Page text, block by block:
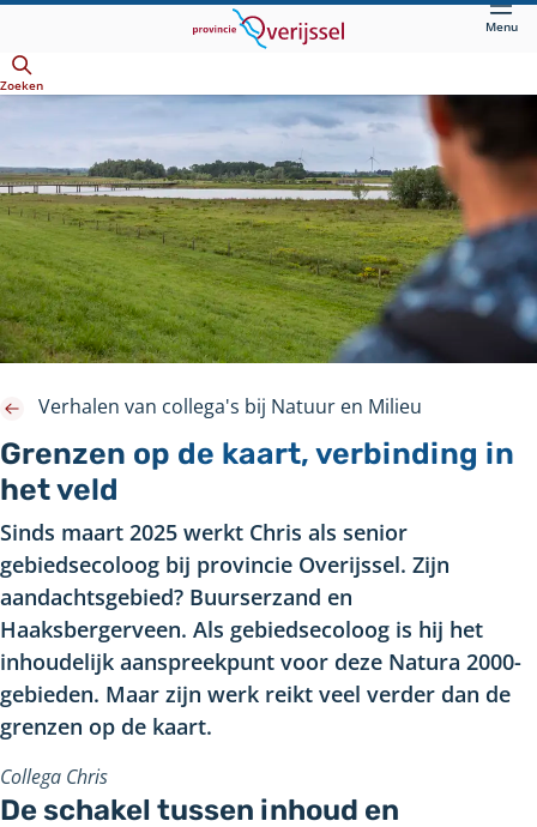
hoofdinhoud
Menu
Zoeken
Grenzen op de kaart, verbinding in
het veld
Verhalen van collega's bij Natuur en Milieu
Sinds maart 2025 werkt Chris als senior
gebiedsecoloog bij provincie Overijssel. Zijn
aandachtsgebied? Buurserzand en
Haaksbergerveen. Als gebiedsecoloog is hij het
inhoudelijk aanspreekpunt voor deze Natura 2000-
gebieden. Maar zijn werk reikt veel verder dan de
grenzen op de kaart.
Collega Chris
De schakel tussen inhoud en